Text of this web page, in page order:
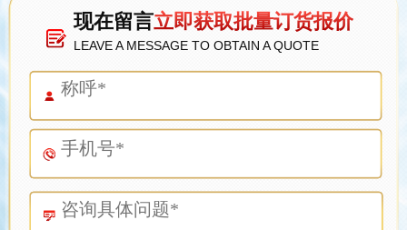
现在留言立即获取批量订货报价
LEAVE A MESSAGE TO OBTAIN A QUOTE